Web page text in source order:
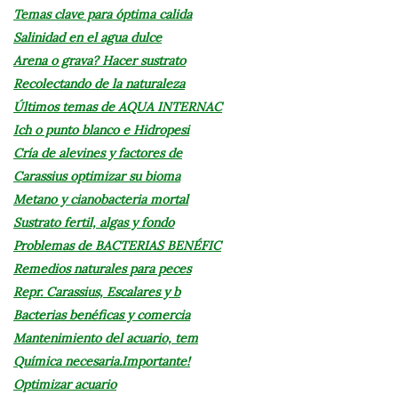
Temas clave para óptima calida
Salinidad en el agua dulce
Arena o grava? Hacer sustrato
Recolectando de la naturaleza
Últimos temas de AQUA INTERNAC
Ich o punto blanco e Hidropesi
Cría de alevines y factores de
Carassius optimizar su bioma
Metano y cianobacteria mortal
Sustrato fertil, algas y fondo
Problemas de BACTERIAS BENÉFIC
Remedios naturales para peces
Repr. Carassius, Escalares y b
Bacterias benéficas y comercia
Mantenimiento del acuario, tem
Química necesaria.Importante!
Optimizar acuario